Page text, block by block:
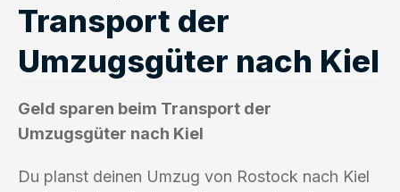
Transport der
Umzugsgüter nach Kiel
Geld sparen beim Transport der
Umzugsgüter nach Kiel
Du planst deinen Umzug von Rostock nach Kiel